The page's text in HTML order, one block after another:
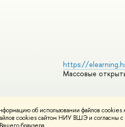
об использовании файлов cookies
cookies сайтом НИУ ВШЭ и согласны
https://
Массовые